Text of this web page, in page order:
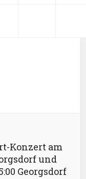
Konzert am
und
Georgsdorf